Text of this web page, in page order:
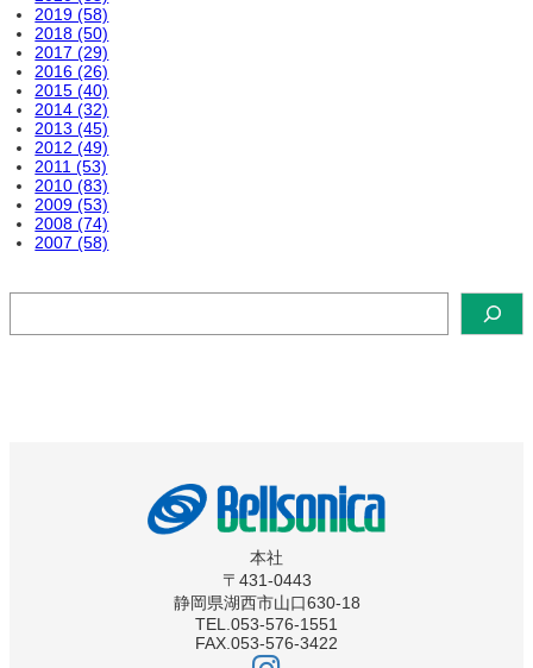
2019 (58)
2018 (50)
2017 (29)
2016 (26)
2015 (40)
2014 (32)
2013 (45)
2012 (49)
2011 (53)
2010 (83)
2009 (53)
2008 (74)
2007 (58)
本社
〒431-0443
静岡県湖西市山口630-18
TEL.053-576-1551
FAX.053-576-3422
ベ